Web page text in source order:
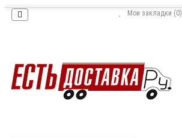
Мои закладки (0)